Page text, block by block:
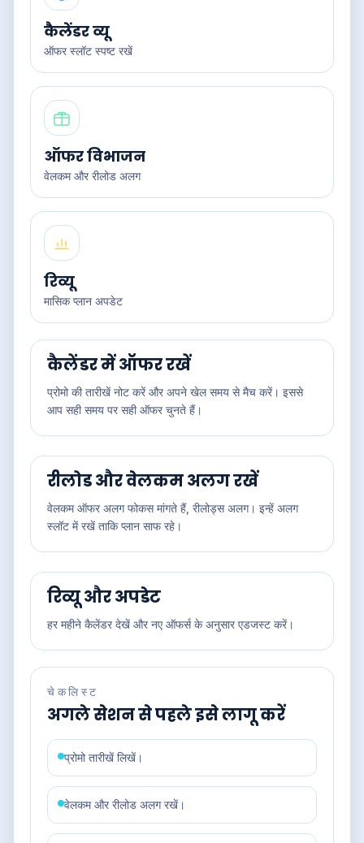
कैलेंडर व्यू
ऑफर स्लॉट स्पष्ट रखें
ऑफर विभाजन
वेलकम और रीलोड अलग
रिव्यू
मासिक प्लान अपडेट
कैलेंडर में ऑफर रखें
प्रोमो की तारीखें नोट करें और अपने खेल समय से मैच करें। इससे
आप सही समय पर सही ऑफर चुनते हैं।
रीलोड और वेलकम अलग रखें
वेलकम ऑफर अलग फोकस मांगते हैं, रीलोड्स अलग। इन्हें अलग
स्लॉट में रखें ताकि प्लान साफ रहे।
रिव्यू और अपडेट
हर महीने कैलेंडर देखें और नए ऑफर्स के अनुसार एडजस्ट करें।
चेकलिस्ट
अगले सेशन से पहले इसे लागू करें
प्रोमो तारीखें लिखें।
वेलकम और रीलोड अलग रखें।